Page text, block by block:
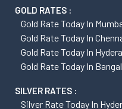
GOLD RATES :
Gold Rate Today In
Gold Rate Today In
Gold Rate Today In
Gold Rate Today In
SILVER RATES :
Silver Rate Today In